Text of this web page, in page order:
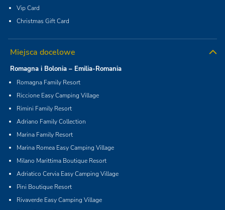
Vip Card
Christmas Gift Card
Miejsca docelowe
Romagna i Bolonia – Emilia-Romania
Romagna Family Resort
Riccione Easy Camping Village
Rimini Family Resort
Adriano Family Collection
Marina Family Resort
Marina Romea Easy Camping Village
Milano Marittima Boutique Resort
Adriatico Cervia Easy Camping Village
Pini Boutique Resort
Rivaverde Easy Camping Village